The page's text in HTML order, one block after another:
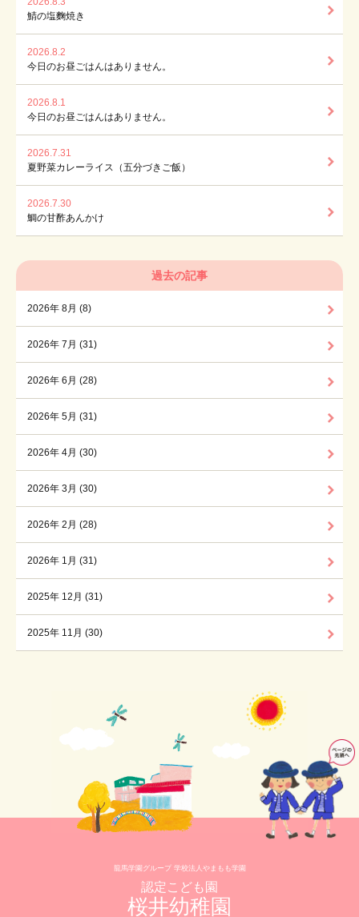
鯖の塩麴焼き
2026.8.2
今日のお昼ごはんはありません。
2026.8.1
今日のお昼ごはんはありません。
2026.7.31
夏野菜カレーライス（五分づきご飯）
2026.7.30
鯛の甘酢あんかけ
過去の記事
2026年 8月 (8)
2026年 7月 (31)
2026年 6月 (28)
2026年 5月 (31)
2026年 4月 (30)
2026年 3月 (30)
2026年 2月 (28)
2026年 1月 (31)
2025年 12月 (31)
2025年 11月 (30)
龍馬学園グループ 学校法人やまもも学園
認定こども園
桜井幼稚園